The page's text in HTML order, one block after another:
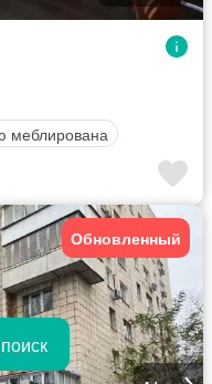
меблирована
Обновленный